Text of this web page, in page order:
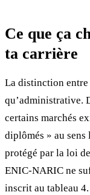
Ce que ça
ta carrière
La distinction entre
qu’administrative.
certains marchés
diplômés » au
protégé par la loi
ENIC-NARIC ne
inscrit au tableau